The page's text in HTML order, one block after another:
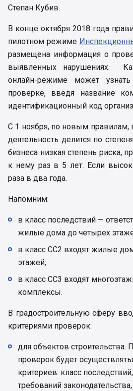
Степан Кубив.
В конце октября 2018 года
пилотном режиме
размещена информация о
выявленных нарушениях.
онлайн-режиме может
проверке, введя название
идентификационный код
С 1 ноября, по новым правилам,
деятельность делится по
бизнеса низкая степень риска,
к нему раз в 5 лет. Если
раза в два года.
Напомним:
в класс последствий —
жилые дома до четырех
в класс СС2 входят жилые
этажей;
в класс СС3 входят
комплексы.
В градостроительную сферу
критериями проверок:
для объектов строительства.
проверок будет
критериев: класс
требований